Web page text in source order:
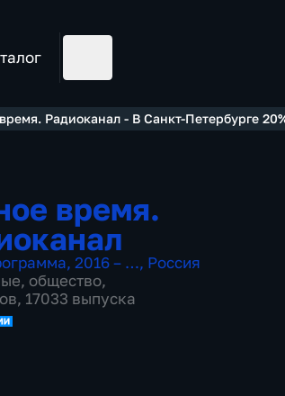
Радиоканал - В Санкт-Петербурге
время.
, 2016 – …, Россия
, общество,
17033 выпуска